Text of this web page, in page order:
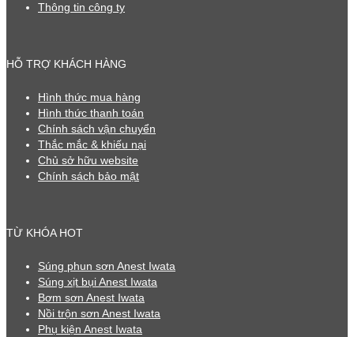
Thông tin công ty
HỖ TRỢ KHÁCH HÀNG
Hình thức mua hàng
Hình thức thanh toán
Chính sách vận chuyển
Thắc mắc & khiếu nại
Chủ sở hữu website
Chính sách bảo mật
TỪ KHÓA HOT
Súng phun sơn Anest Iwata
Súng xịt bụi Anest Iwata
Bơm sơn Anest Iwata
Nồi trộn sơn Anest Iwata
Phụ kiện Anest Iwata